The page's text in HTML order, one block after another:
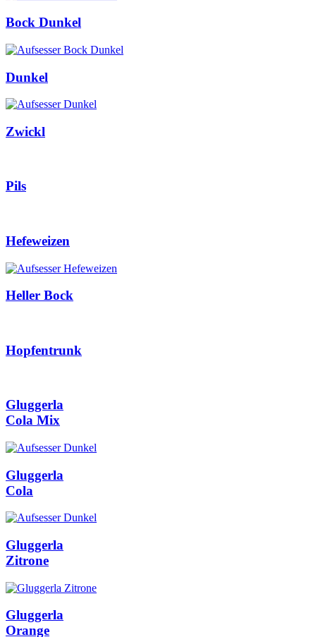
Bock Dunkel
Dunkel
Zwickl
Pils
Hefeweizen
Heller Bock
Hopfentrunk
Gluggerla
Cola Mix
Gluggerla
Cola
Gluggerla
Zitrone
Gluggerla
Orange